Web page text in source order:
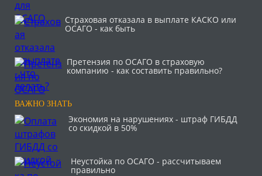
Страховая отказала в выплате КАСКО или
ОСАГО - как быть
Претензия по ОСАГО в страховую
компанию - как составить правильно?
ВАЖНО ЗНАТЬ
Экономия на нарушениях - штраф ГИБДД
со скидкой в 50%
Неустойка по ОСАГО - рассчитываем
правильно